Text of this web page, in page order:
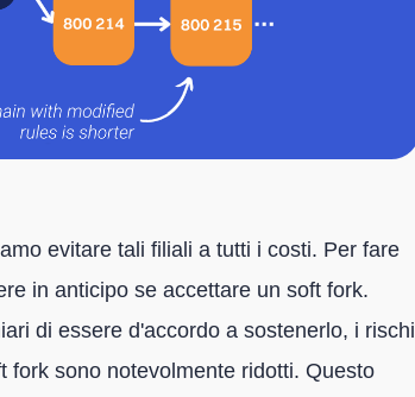
evitare tali filiali a tutti i costi. Per fare
in anticipo se accettare un soft fork.
di essere d'accordo a sostenerlo, i rischi
fork sono notevolmente ridotti. Questo